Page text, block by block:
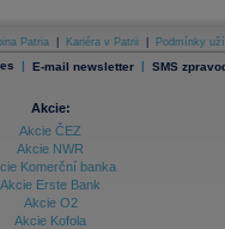
Patria Kariéra v Patrii Podmínky
| E-mail newsletter | SMS
Akcie:
Akcie ČEZ
Akcie NWR
Komerční banka
Akcie Erste Bank
Akcie O2
Akcie Kofola